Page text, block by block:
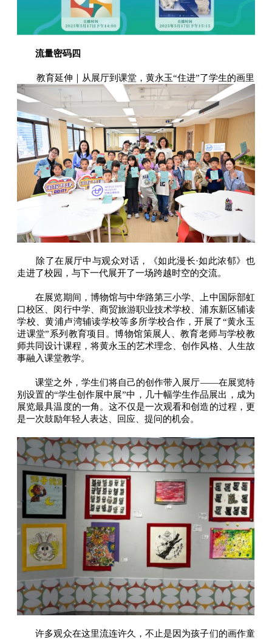
流量密码四
教育延伸｜从展厅到课堂，黄永玉“住进”了学生的画里
除了在展厅中与观众对话，《如此漫长·如此浓郁》也
走进了校园，与下一代展开了一场跨越时空的交流。
在展览期间，博物馆与中华路第三小学、上中国际部虹
口校区、闵行中学、商贸旅游职业技术学校、浦东新区辅读
学校、黄浦卢湾辅读学校等多所学校合作，开展了“黄永玉
进课堂”系列教育项目。博物馆策展人、教育老师与学校教
师共同设计课程，将黄永玉的艺术理念、创作风格、人生故
事融入课堂教学。
课堂之外，学生们将自己的创作带入展厅——在展览特
别设置的“学生创作展中展”中，几十幅学生作品展出，成为
展览最具温度的一角。这不仅是一次观看和创造的过程，更
是一次鼓励年轻人表达、回应、提问的机会。
许多观众在这里流连许久，不止是因为孩子们的画作童